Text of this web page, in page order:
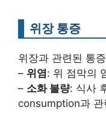
위장 통증
위장과 관련된 통
– 위염: 위 점막의
– 소화 불량: 식사
consumption과 관